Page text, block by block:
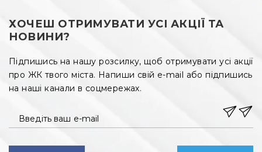
ХОЧЕШ ОТРИМУВАТИ УСІ АКЦІЇ ТА
НОВИНИ?
Підпишись на нашу розсилку, щоб отримувати усі акції
про ЖК твого міста. Напиши свій e-mail або підпишись
на наші канали в соцмережах.
Введіть ваш e-mail